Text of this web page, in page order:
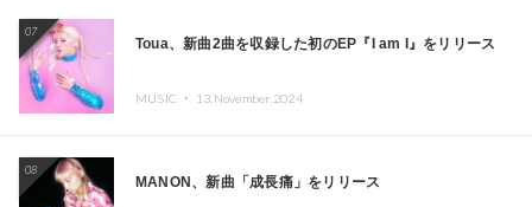
07
Toua、新曲2曲を収録した初のEP『I am I』をリリース
MUSIC ・ 13.November.2024
08
MANON、新曲「成長痛」をリリース